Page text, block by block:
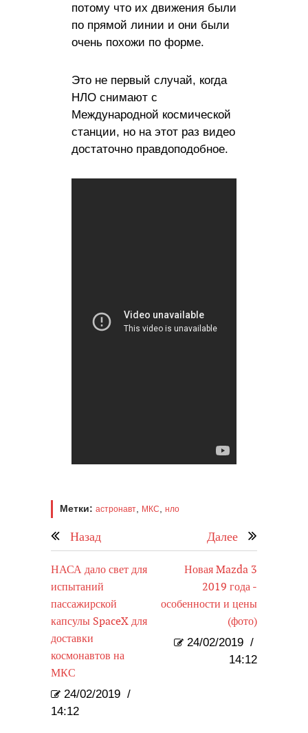
потому что их движения были
по прямой линии и они были
очень похожи по форме.
Это не первый случай, когда
НЛО снимают с
Международной космической
станции, но на этот раз видео
достаточно правдоподобное.
Метки: астронавт МКС нло
Назад Далее
НАСА дало свет для
испытаний
пассажирской
капсулы SpaceX для
доставки
космонавтов на
МКС
24/02/2019 /
14:12
Новая Mazda 3
2019 года -
особенности и цены
(фото)
24/02/2019 /
14:12